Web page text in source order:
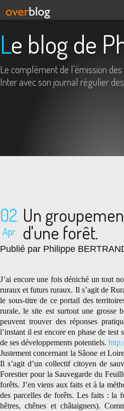
Le blog de
Le complément de l'émission
Inter avec son journal régulier
02
Apr
Un
d'une forêt.
Publié par Philippe
J’ai encore une fois déniché un tout
ruraux et futurs ruraux. Il s’agit de
le sous-titre de ce portail des
rurale, le site est surtout une grosse
peuvent trouver des réponses
l’instant il est encore en phase de test
de ses développements potentiels.
Justement concernant la Sâone et
Il s’agit d’un collectif citoyen de
Forestier pour la Sauvegarde du
forêts. J’en viens aux faits et à la
des parcelles de forêts. Les faits : la
hêtres, chênes et châtaigners).